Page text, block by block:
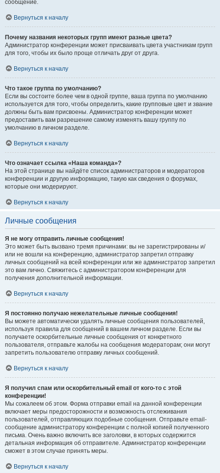
сообщение.
Вернуться к началу
Почему названия некоторых групп имеют разные цвета?
Администратор конференции может присваивать цвета участникам групп
для того, чтобы их было проще отличать друг от друга.
Вернуться к началу
Что такое группа по умолчанию?
Если вы состоите более чем в одной группе, ваша группа по умолчанию
используется для того, чтобы определить, какие групповые цвет и звание
должны быть вам присвоены. Администратор конференции может
предоставить вам разрешение самому изменять вашу группу по
умолчанию в личном разделе.
Вернуться к началу
Что означает ссылка «Наша команда»?
На этой странице вы найдёте список администраторов и модераторов
конференции и другую информацию, такую как сведения о форумах,
которые они модерируют.
Вернуться к началу
Личные сообщения
Я не могу отправить личные сообщения!
Это может быть вызвано тремя причинами: вы не зарегистрированы и/
или не вошли на конференцию, администратор запретил отправку
личных сообщений на всей конференции или же администратор запретил
это вам лично. Свяжитесь с администратором конференции для
получения дополнительной информации.
Вернуться к началу
Я постоянно получаю нежелательные личные сообщения!
Вы можете автоматически удалять личные сообщения пользователей,
используя правила для сообщений в вашем личном разделе. Если вы
получаете оскорбительные личные сообщения от конкретного
пользователя, отправьте жалобы на сообщения модераторам; они могут
запретить пользователю отправку личных сообщений.
Вернуться к началу
Я получил спам или оскорбительный email от кого-то с этой
конференции!
Мы сожалеем об этом. Форма отправки email на данной конференции
включает меры предосторожности и возможность отслеживания
пользователей, отправляющих подобные сообщения. Отправьте email-
сообщение администратору конференции с полной копией полученного
письма. Очень важно включить все заголовки, в которых содержится
детальная информация об отправителе. Администратор конференции
сможет в этом случае принять меры.
Вернуться к началу